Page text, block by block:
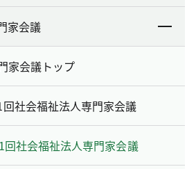
家会議
家会議トップ
社会福祉法人専門家会議
社会福祉法人専門家会議